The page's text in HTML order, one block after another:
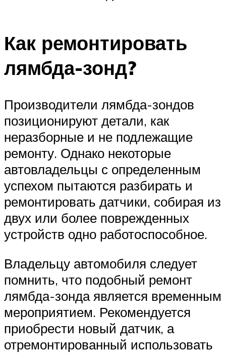
Как ремонтировать
лямбда-зонд?
Производители лямбда-зондов
позиционируют детали, как
неразборные и не подлежащие
ремонту. Однако некоторые
автовладельцы с определенным
успехом пытаются разбирать и
ремонтировать датчики, собирая из
двух или более поврежденных
устройств одно работоспособное.
Владельцу автомобиля следует
помнить, что подобный ремонт
лямбда-зонда является временным
мероприятием. Рекомендуется
приобрести новый датчик, а
отремонтированный использовать